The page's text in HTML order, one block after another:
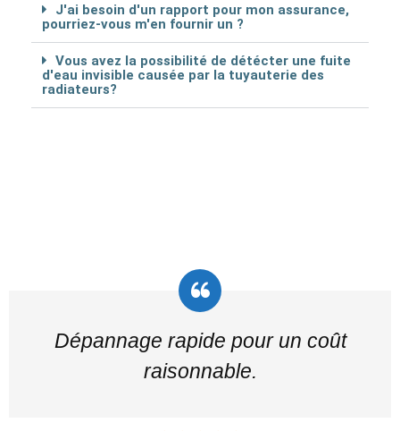
J'ai besoin d'un rapport pour mon assurance,
pourriez-vous m'en fournir un ?
Vous avez la possibilité de détécter une fuite
d'eau invisible causée par la tuyauterie des
radiateurs?
Dépannage rapide pour un coût
raisonnable.